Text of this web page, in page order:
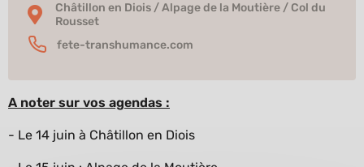
Châtillon en Diois / Alpage de la Moutière / Col du
Rousset
fete-transhumance.com
A noter sur vos agendas :
- Le 14 juin à Châtillon en Diois